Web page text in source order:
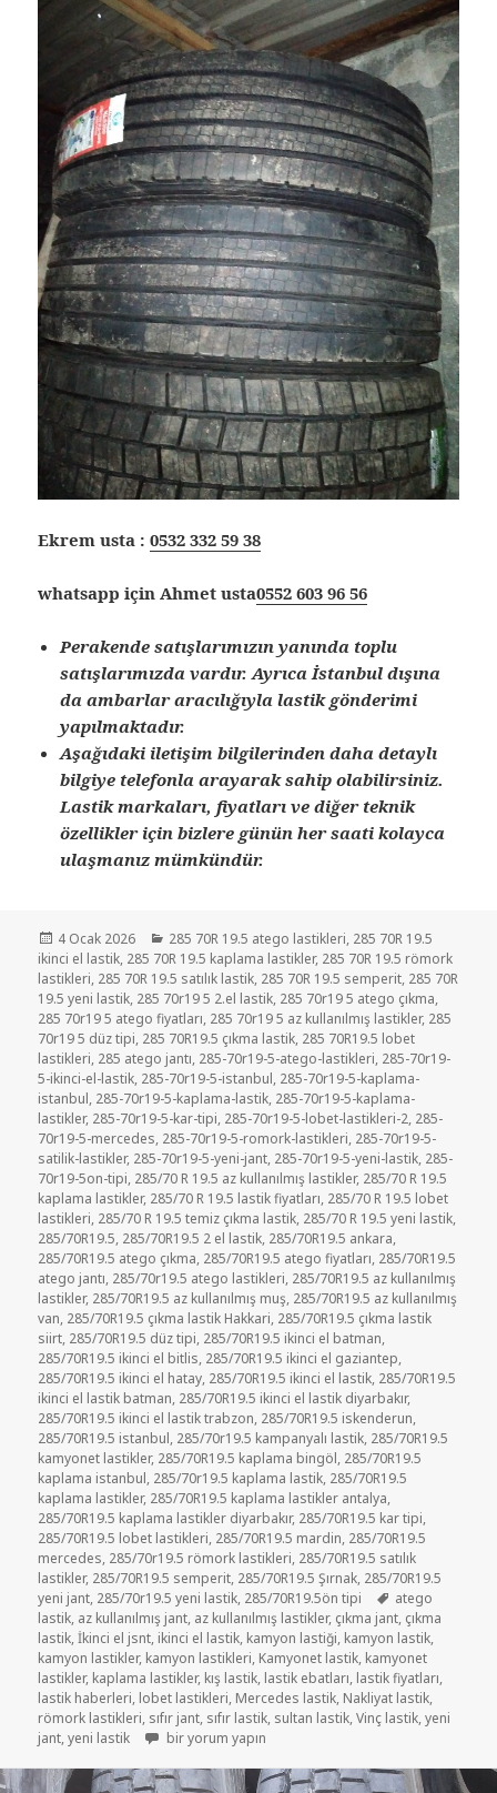
Ekrem usta :0532 332 59 38
whatsapp için Ahmet usta0552 603 96 56
Perakende satışlarımızın yanında toplu
satışlarımızda vardır. Ayrıca İstanbul dışına
da ambarlar aracılığıyla lastik gönderimi
yapılmaktadır.
Aşağıdaki iletişim bilgilerinden daha detaylı
bilgiye telefonla arayarak sahip olabilirsiniz.
Lastik markaları, fiyatları ve diğer teknik
özellikler için bizlere günün her saati kolayca
ulaşmanız mümkündür.
Yayın
tarihi
4 Ocak 2026 Kategoriler
285 70R 19.5 atego lastikleri, 285 70R 19.5
ikinci el lastik, 285 70R 19.5 kaplama lastikler, 285 70R 19.5 römork
lastikleri, 285 70R 19.5 satılık lastik, 285 70R 19.5 semperit, 285 70R
19.5 yeni lastik, 285 70r19 5 2.el lastik, 285 70r19 5 atego çıkma,
285 70r19 5 atego fiyatları, 285 70r19 5 az kullanılmış lastikler, 285
70r19 5 düz tipi, 285 70R19.5 çıkma lastik, 285 70R19.5 lobet
lastikleri, 285 atego jantı, 285-70r19-5-atego-lastikleri, 285-70r19-
5-ikinci-el-lastik, 285-70r19-5-istanbul, 285-70r19-5-kaplama-
istanbul, 285-70r19-5-kaplama-lastik, 285-70r19-5-kaplama-
lastikler, 285-70r19-5-kar-tipi, 285-70r19-5-lobet-lastikleri-2, 285-
70r19-5-mercedes, 285-70r19-5-romork-lastikleri, 285-70r19-5-
satilik-lastikler, 285-70r19-5-yeni-jant, 285-70r19-5-yeni-lastik, 285-
70r19-5on-tipi, 285/70 R 19.5 az kullanılmış lastikler, 285/70 R 19.5
kaplama lastikler, 285/70 R 19.5 lastik fiyatları, 285/70 R 19.5 lobet
lastikleri, 285/70 R 19.5 temiz çıkma lastik, 285/70 R 19.5 yeni lastik,
285/70R19.5, 285/70R19.5 2 el lastik, 285/70R19.5 ankara,
285/70R19.5 atego çıkma, 285/70R19.5 atego fiyatları, 285/70R19.5
atego jantı, 285/70r19.5 atego lastikleri, 285/70R19.5 az kullanılmış
lastikler, 285/70R19.5 az kullanılmış muş, 285/70R19.5 az kullanılmış
van, 285/70R19.5 çıkma lastik Hakkari, 285/70R19.5 çıkma lastik
siirt, 285/70R19.5 düz tipi, 285/70R19.5 ikinci el batman,
285/70R19.5 ikinci el bitlis, 285/70R19.5 ikinci el gaziantep,
285/70R19.5 ikinci el hatay, 285/70R19.5 ikinci el lastik, 285/70R19.5
ikinci el lastik batman, 285/70R19.5 ikinci el lastik diyarbakır,
285/70R19.5 ikinci el lastik trabzon, 285/70R19.5 iskenderun,
285/70R19.5 istanbul, 285/70r19.5 kampanyalı lastik, 285/70R19.5
kamyonet lastikler, 285/70R19.5 kaplama bingöl, 285/70R19.5
kaplama istanbul, 285/70r19.5 kaplama lastik, 285/70R19.5
kaplama lastikler, 285/70R19.5 kaplama lastikler antalya,
285/70R19.5 kaplama lastikler diyarbakır, 285/70R19.5 kar tipi,
285/70R19.5 lobet lastikleri, 285/70R19.5 mardin, 285/70R19.5
mercedes, 285/70r19.5 römork lastikleri, 285/70R19.5 satılık
lastikler, 285/70R19.5 semperit, 285/70R19.5 Şırnak, 285/70R19.5
yeni jant, 285/70r19.5 yeni lastik, 285/70R19.5ön tipi Etiketler
atego
lastik, az kullanılmış jant, az kullanılmış lastikler, çıkma jant, çıkma
lastik,İkinci el jsnt, ikinci el lastik, kamyon lastiği, kamyon lastik,
kamyon lastikler, kamyon lastikleri, Kamyonet lastik, kamyonet
lastikler, kaplama lastikler, kış lastik, lastik ebatları, lastik fiyatları,
lastik haberleri, lobet lastikleri, Mercedes lastik, Nakliyat lastik,
römork lastikleri, sıfır jant, sıfır lastik, sultan lastik,Vinç lastik,yeni
jant,yeni lastik ATEGO JANT VE LASTİK 285-70R19.5 için
bir yorum yapın